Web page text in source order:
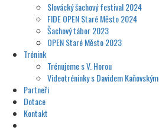
Slovácký šachový festival 2024
FIDE OPEN Staré Město 2024
Šachový tábor 2023
OPEN Staré Město 2023
Trénink
Trénujeme s V. Horou
Videotréninky s Davidem Kaňovským
Partneři
Dotace
Kontakt